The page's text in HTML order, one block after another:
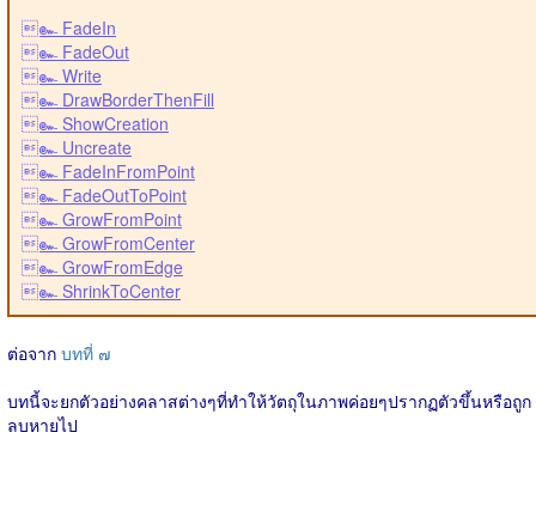
๛ FadeIn
๛ FadeOut
๛ Write
๛ DrawBorderThenFill
๛ ShowCreation
๛ Uncreate
๛ FadeInFromPoint
๛ FadeOutToPoint
๛ GrowFromPoint
๛ GrowFromCenter
๛ GrowFromEdge
๛ ShrinkToCenter
ต่อจาก บทที่ ๗
บทนี้จะยกตัวอย่างคลาสต่างๆที่ทำให้วัตถุในภาพค่อยๆปรากฏตัวขึ้นหรือถูก
ลบหายไป